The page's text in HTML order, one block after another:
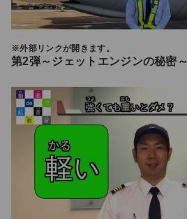
※外部リンクが開きます。
第2弾～ジェットエンジンの秘密～